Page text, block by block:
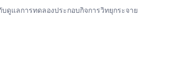
ดูแลการทดลองประกอบกิจการวิทยุกระจาย